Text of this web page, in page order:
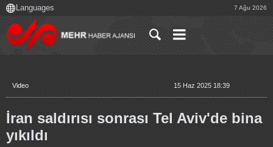
7 Ağu 2026
Video 15 Haz 2025 18:39
İran saldırısı sonrası Tel Aviv'de bina
yıkıldı